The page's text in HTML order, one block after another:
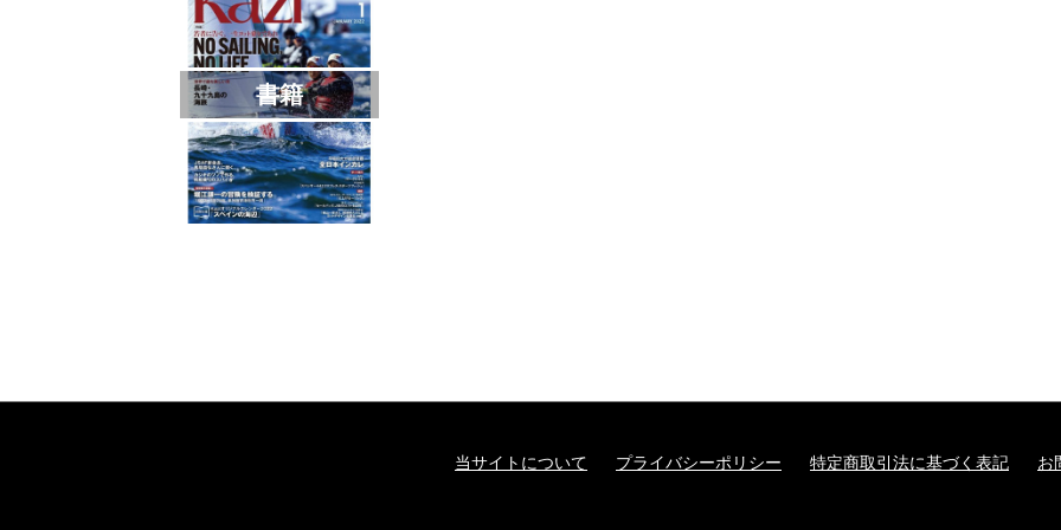
書籍
当サイトについて プライバシーポリシー 特定商取引法に基づく表記 お